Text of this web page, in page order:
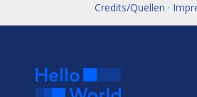
Credits/Quellen ·